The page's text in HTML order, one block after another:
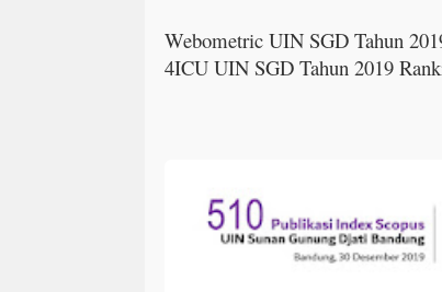
Webometric UIN SGD Tahun
4ICU UIN SGD Tahun 2019